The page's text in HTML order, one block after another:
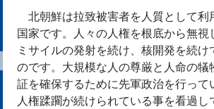
北朝鮮は拉致被害者を人質として利
国家です。人々の人権を根底から無
ミサイルの発射を続け、核開発を続
のです。大規模な人の尊厳と人命の
証を確保するために先軍政治を行って
人権蹂躙が続けられている事を看過